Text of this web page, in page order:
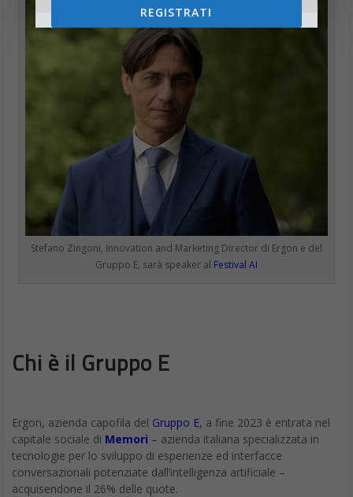
Stefano Zingoni, Innovation and Marketing Director di Ergon e del
Gruppo E, sarà speaker al Festival AI
Chi è il Gruppo E
Ergon, azienda capofila del Gruppo E, a fine 2023 è entrata nel
capitale sociale di Memori – azienda italiana specializzata in
tecnologie per lo sviluppo di esperienze ed interfacce
conversazionali potenziate dall’intelligenza artificiale –
acquisendone il 26% delle quote.
REGISTRATI